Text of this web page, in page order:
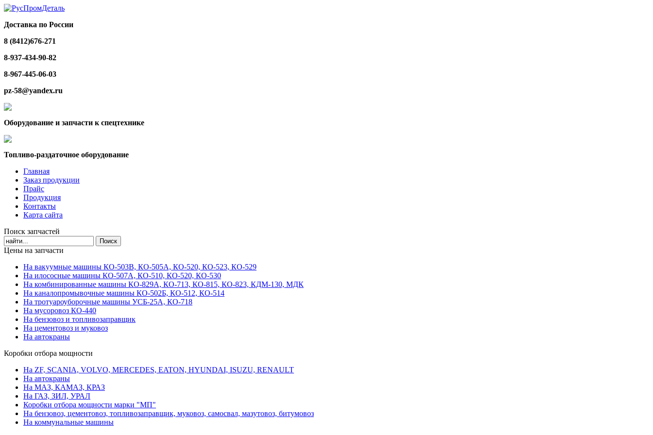
Доставка по России
8 (8412)676-271
8-937-434-90-82
8-967-445-06-03
pz-58@yandex.ru
Оборудование и запчасти к спецтехнике
Топливо-раздаточное оборудование
Главная
Заказ продукции
Прайс
Продукция
Контакты
Карта сайта
Поиск запчастей
Цены на запчасти
На вакуумные машины КО-503В, КО-505А, КО-520, КО-523, КО-529
На илососные машины КО-507А, КО-510, КО-520, КО-530
На комбинированные машины КО-829А, КО-713, КО-815, КО-823, КДМ-130, МДК
На каналопромывочные машины КО-502Б, КО-512, КО-514
На тротуароуборочные машины УСБ-25А, КО-718
На мусоровоз КО-440
На бензовоз и топливозаправщик
На цементовоз и муковоз
На автокраны
Коробки отбора мощности
На ZF, SCANIA, VOLVO, MERCEDES, EATON, HYUNDAI, ISUZU, RENAULT
На автокраны
На МАЗ, КАМАЗ, КРАЗ
На ГАЗ, ЗИЛ, УРАЛ
Коробки отбора мощности марки "МП"
На бензовоз, цементовоз, топливозаправщик, муковоз, самосвал, мазутовоз, битумовоз
На коммунальные машины